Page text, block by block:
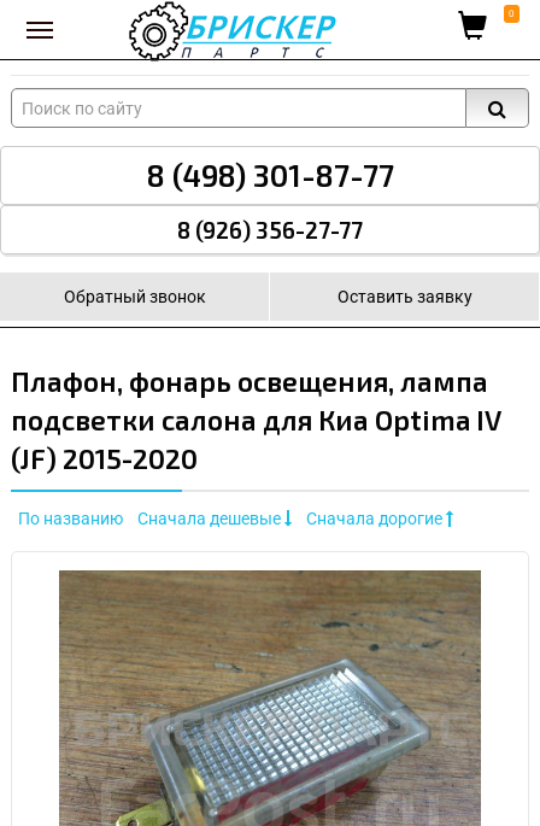
Вход для поставщиков 0
8 (498) 301-87-77
8 (926) 356-27-77
Обратный звонок Оставить заявку
Плафон, фонарь освещения, лампа
подсветки салона для Киа Optima IV
(JF) 2015-2020
По названию Сначала дешевые Сначала дорогие